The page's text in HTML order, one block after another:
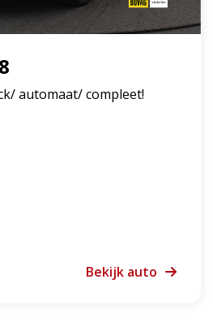
automaat/ compleet!
Bekijk auto